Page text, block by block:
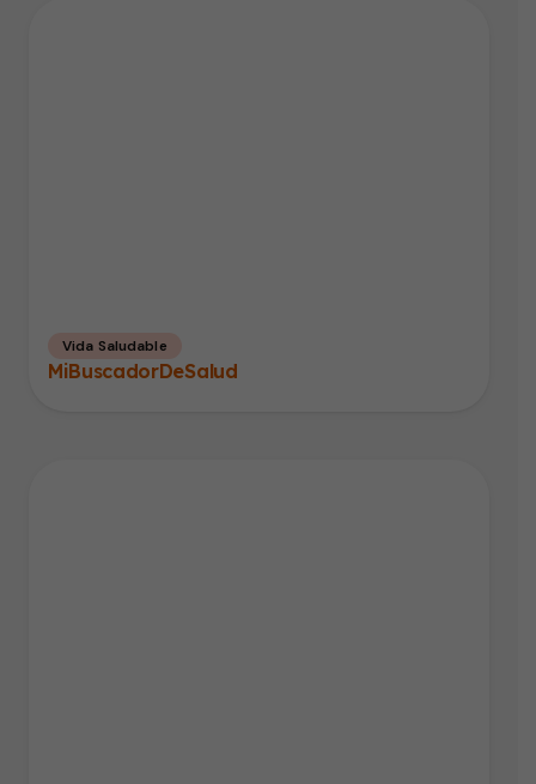
Vida Saludable
MiBuscadorDeSalud